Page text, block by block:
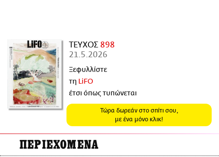
ΤΕΥΧΟΣ 898
21.5.2026
Ξεφυλλίστε
τη LiFO
έτσι όπως τυπώνεται
Τώρα δωρεάν στο σπίτι σου,
με ένα μόνο κλικ!
ΠΕΡΙΕΧΟΜΕΝΑ